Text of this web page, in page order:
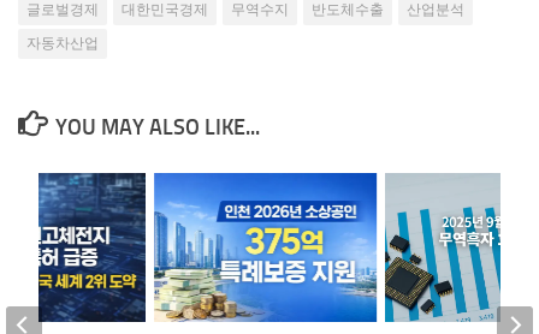
글로벌경제
대한민국경제 무역수지 반도체수출
산업분석
자동차산업
YOU MAY ALSO LIKE...